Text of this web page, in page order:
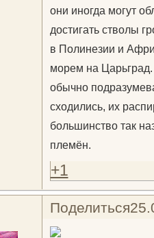
они иногда могут
достигать стволы
в Полинезии и
морем на
обычно
сходились, их
большинство так
племён.
+1
Поделиться